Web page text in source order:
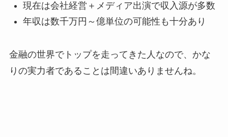
現在は会社経営＋メディア出演で収入源が多数
年収は数千万円～億単位の可能性も十分あり
金融の世界でトップを走ってきた人なので、かな
りの実力者であることは間違いありませんね。